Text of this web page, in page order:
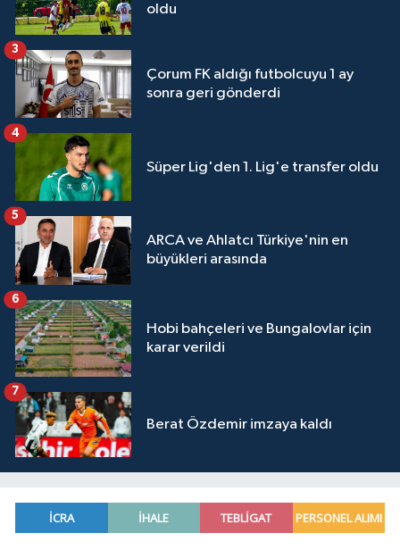
oldu
Çorum FK aldığı futbolcuyu 1 ay
sonra geri gönderdi
3
Süper Lig'den 1. Lig'e transfer oldu
4
ARCA ve Ahlatcı Türkiye'nin en
büyükleri arasında
5
Hobi bahçeleri ve Bungalovlar için
karar verildi
6
Berat Özdemir imzaya kaldı
7